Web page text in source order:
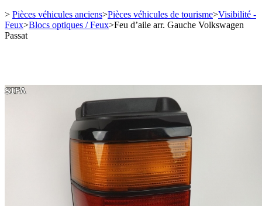
> Pièces véhicules anciens>Pièces véhicules de tourisme>Visibilité -
Feux>Blocs optiques / Feux>Feu d’aile arr. Gauche Volkswagen
Passat